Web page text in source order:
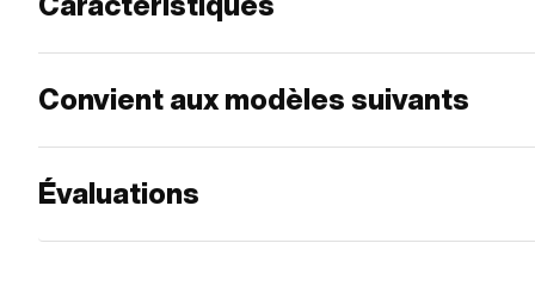
Convient aux modèles suivants
Évaluations